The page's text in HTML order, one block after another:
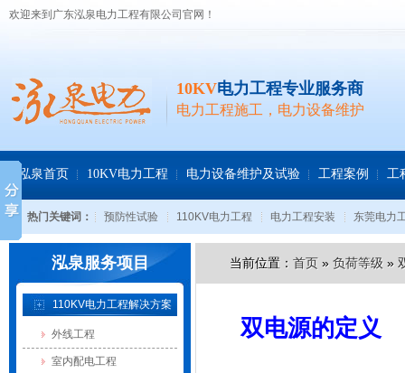
欢迎来到广东泓泉电力工程有限公司官网！
10KV电力工程专业服务商
电力工程施工，电力设备维护
泓泉首页 10KV电力工程 电力设备维护及试验 工程案例 工
热门关键词： 预防性试验 110KV电力工程 电力工程安装 东莞电力
泓泉服务项目
110KV电力工程解决方案
外线工程
室内配电工程
当前位置： 首页 » 负荷等级 »
双电源的定义